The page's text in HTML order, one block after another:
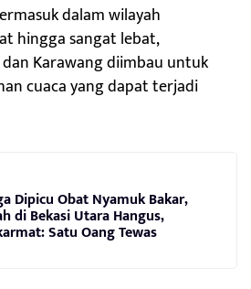
dalam wilayah
hingga sangat lebat,
Karawang diimbau untuk
cuaca yang dapat terjadi
Dipicu Obat Nyamuk Bakar,
di Bekasi Utara Hangus,
Satu Oang Tewas